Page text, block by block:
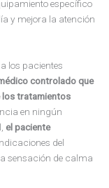
específico
y mejora la atención
los pacientes
controlado que
los tratamientos
en ningún
el paciente
del
sensación de calma